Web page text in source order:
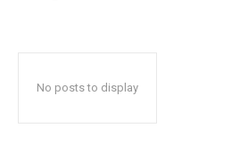
No posts to display